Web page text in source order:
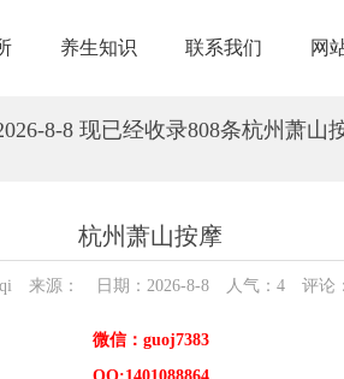
养生知识 联系我们 网
8-8 现已经收录808条杭州萧山
杭州萧山按摩
来源： 日期：2026-8-8 人气： 4评论：
微信：guoj7383